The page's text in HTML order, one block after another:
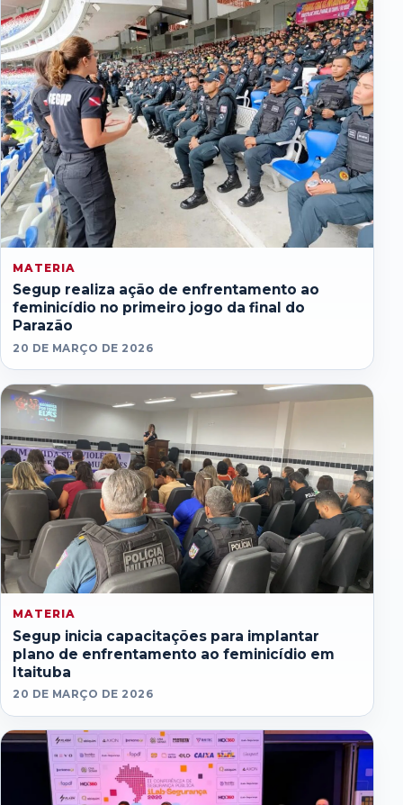
MATERIA
Segup realiza ação de enfrentamento ao
feminicídio no primeiro jogo da final do
Parazão
20 DE MARÇO DE 2026
MATERIA
Segup inicia capacitações para implantar
plano de enfrentamento ao feminicídio em
Itaituba
20 DE MARÇO DE 2026